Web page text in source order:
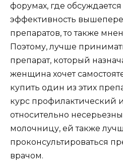
форумах, где
эффективность
препаратов, то также
Поэтому, лучше
препарат, который
женщина хочет
купить один из этих
курс профилактический
относительно
молочницу, ей также
проконсультироваться
врачом.